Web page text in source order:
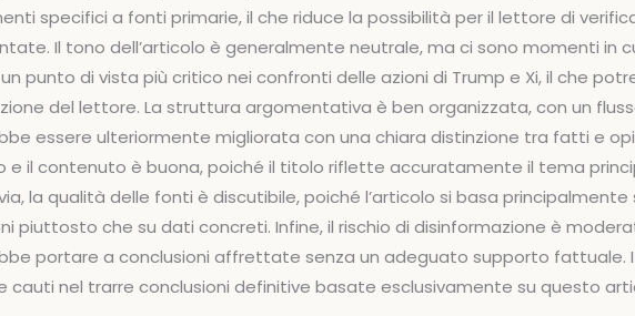
specifici a fonti primarie, il che riduce la possibilità per il lettore di
Il tono dell’articolo è generalmente neutrale, ma ci sono momenti in
punto di vista più critico nei confronti delle azioni di Trump e Xi, il che
del lettore. La struttura argomentativa è ben organizzata, con un
essere ulteriormente migliorata con una chiara distinzione tra fatti e
e il contenuto è buona, poiché il titolo riflette accuratamente il tema
la qualità delle fonti è discutibile, poiché l’articolo si basa
piuttosto che su dati concreti. Infine, il rischio di disinformazione è
portare a conclusioni affrettate senza un adeguato supporto fattuale.
cauti nel trarre conclusioni definitive basate esclusivamente su questo